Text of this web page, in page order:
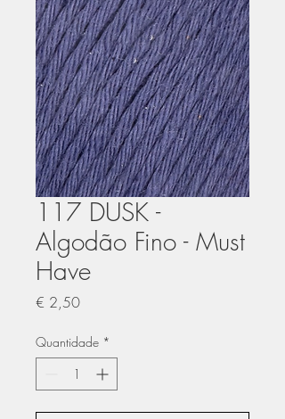
117 DUSK -
Algodão Fino - Must
Have
€ 2,50Preço
Quantidade *